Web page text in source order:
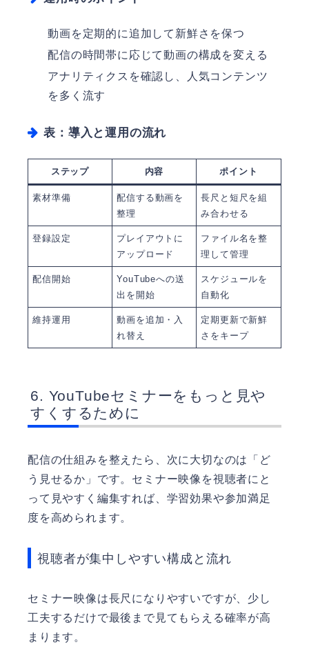
動画を定期的に追加して新鮮さを保つ
配信の時間帯に応じて動画の構成を変える
アナリティクスを確認し、人気コンテンツ
を多く流す
表：導入と運用の流れ
ステップ 内容 ポイント
素材準備
配信する動画を
整理
長尺と短尺を組
み合わせる
登録設定
プレイアウトに
アップロード
ファイル名を整
理して管理
配信開始
YouTubeへの送
出を開始
スケジュールを
自動化
維持運用
動画を追加・入
れ替え
定期更新で新鮮
さをキープ
YouTubeセミナーをもっと見や
すくするために
配信の仕組みを整えたら、次に大切なのは「ど
う見せるか」です。セミナー映像を視聴者にと
って見やすく編集すれば、学習効果や参加満足
度を高められます。
視聴者が集中しやすい構成と流れ
セミナー映像は長尺になりやすいですが、少し
工夫するだけで最後まで見てもらえる確率が高
まります。